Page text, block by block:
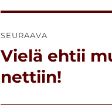
SEURAAVA
Seuraava
artikkeli:
Vielä ehtii
nettiin!